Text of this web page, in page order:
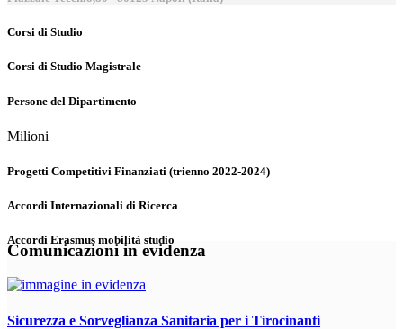
Corsi di Studio
Corsi di Studio Magistrale
Persone del Dipartimento
Milioni
Progetti Competitivi Finanziati (trienno 2022-2024)
Accordi Internazionali di Ricerca
Accordi Erasmus mobilità studio
Comunicazioni in evidenza
Sicurezza e Sorveglianza Sanitaria per i Tirocinanti